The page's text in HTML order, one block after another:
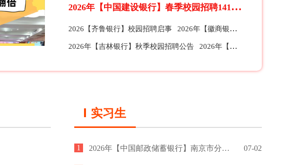
2
026年【中国建设银行】春季校园招聘1412人公告
2026【齐鲁银行】校园招聘启事 2026年【徽商银行】全球校园招聘公告
2026年【吉林银行】秋季校园招聘公告 2026年【苏州银行】秋季校园招聘公告
实习生
1 2026年【中国邮政储蓄银行】南京市分行暑期实习生招募公告 07-02